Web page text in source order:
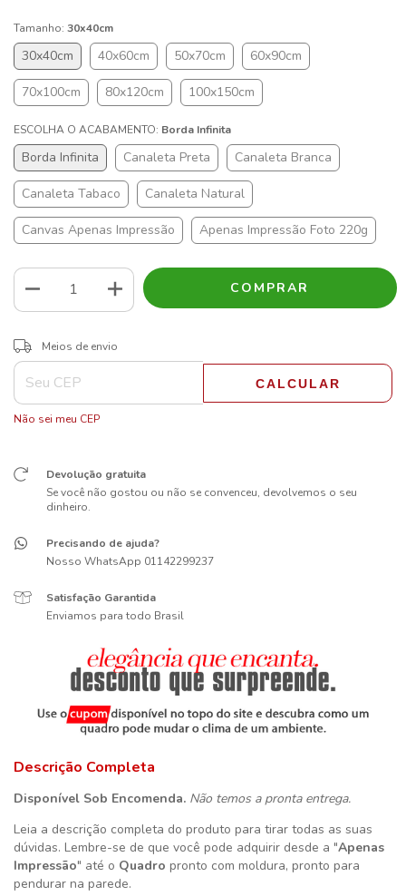
Tamanho: 30x40cm
30x40cm 40x60cm 50x70cm 60x90cm
70x100cm 80x120cm 100x150cm
ESCOLHA O ACABAMENTO: Borda Infinita
Borda Infinita Canaleta Preta Canaleta Branca
Canaleta Tabaco Canaleta Natural
Canvas Apenas Impressão Apenas Impressão Foto 220g
Entregas para o CEP:
Meios de envio
CALCULAR
Não sei meu CEP
Devolução gratuita
Se você não gostou ou não se convenceu, devolvemos o seu
dinheiro.
Precisando de ajuda?
Nosso WhatsApp 01142299237
Satisfação Garantida
Enviamos para todo Brasil
Descrição Completa
Disponível Sob Encomenda. Não temos a pronta entrega.
Leia a descrição completa do produto para tirar todas as suas
dúvidas. Lembre-se de que você pode adquirir desde a "Apenas
Impressão" até o Quadro pronto com moldura, pronto para
pendurar na parede.